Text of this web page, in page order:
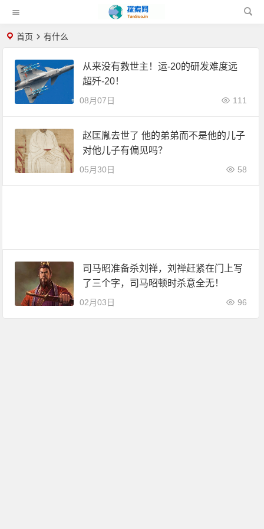
首页 有什么
从来没有救世主！运-20的研发难度远
超歼-20！
08月07日 111
赵匡胤去世了 他的弟弟而不是他的儿子
对他儿子有偏见吗？
05月30日 58
司马昭准备杀刘禅，刘禅赶紧在门上写
了三个字，司马昭顿时杀意全无！
02月03日 96